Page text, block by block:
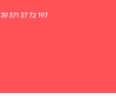
371 37 72 197